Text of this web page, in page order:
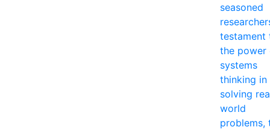
seasoned
testament
the power
systems
thinking in
solving
world
problems,